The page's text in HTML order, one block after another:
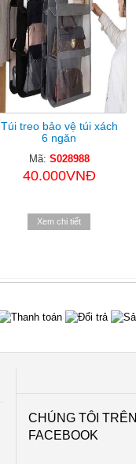
Túi treo bảo vệ túi xách
6 ngăn
Mã: S028988
40.000VNĐ
Xem chi tiết
CHÚNG TÔI TRÊN
FACEBOOK